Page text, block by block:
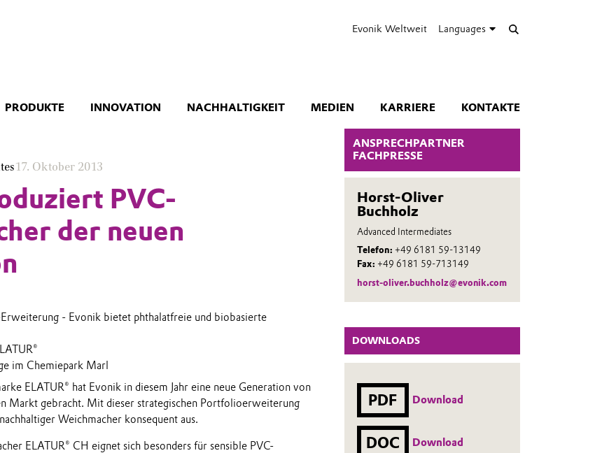
Evonik Weltweit Languages
PRODUKTE INNOVATION NACHHALTIGKEIT MEDIEN KARRIERE KONTAKTE
ANSPRECHPARTNER
FACHPRESSE
Horst-Oliver
Buchholz
Advanced Intermediates
Telefon: +49 6181 59-13149
Fax: +49 6181 59-713149
horst-oliver.buchholz@evonik.com
DOWNLOADS
PDF Download
DOC Download
17. Oktober 2013
PVC-
der neuen
- Evonik bietet phthalatfreie und biobasierte
im Chemiepark Marl
ELATUR® hat Evonik in diesem Jahr eine neue Generation von
Markt gebracht. Mit dieser strategischen Portfolioerweiterung
Weichmacher konsequent aus.
ELATUR® CH eignet sich besonders für sensible PVC-